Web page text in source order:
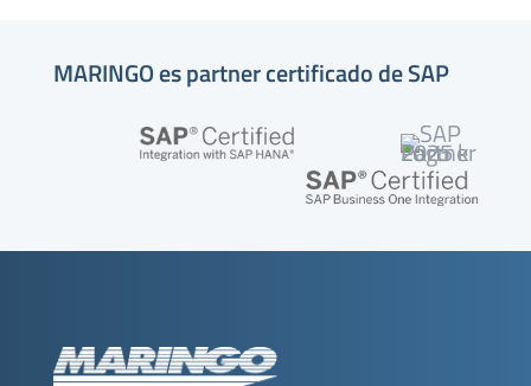
MARINGO es partner certificado de SAP